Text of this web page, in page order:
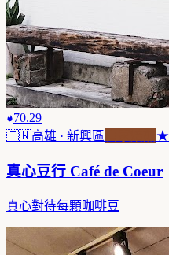
70.29
🇹🇼高雄 · 新興區 ★
真心豆行 Café de Coeur
真心對待每顆咖啡豆